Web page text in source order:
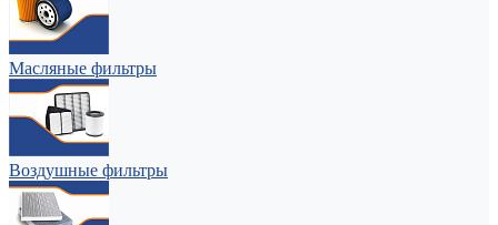
Масляные фильтры
Воздушные фильтры